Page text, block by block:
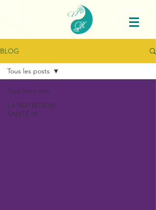
BLOG
Tous les posts
LA NUTRITION
SANTÉ 🌱
Tous les posts